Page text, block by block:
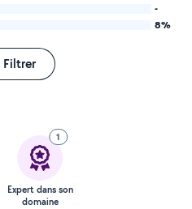
-
8%
Filtrer
1
Expert dans son
domaine